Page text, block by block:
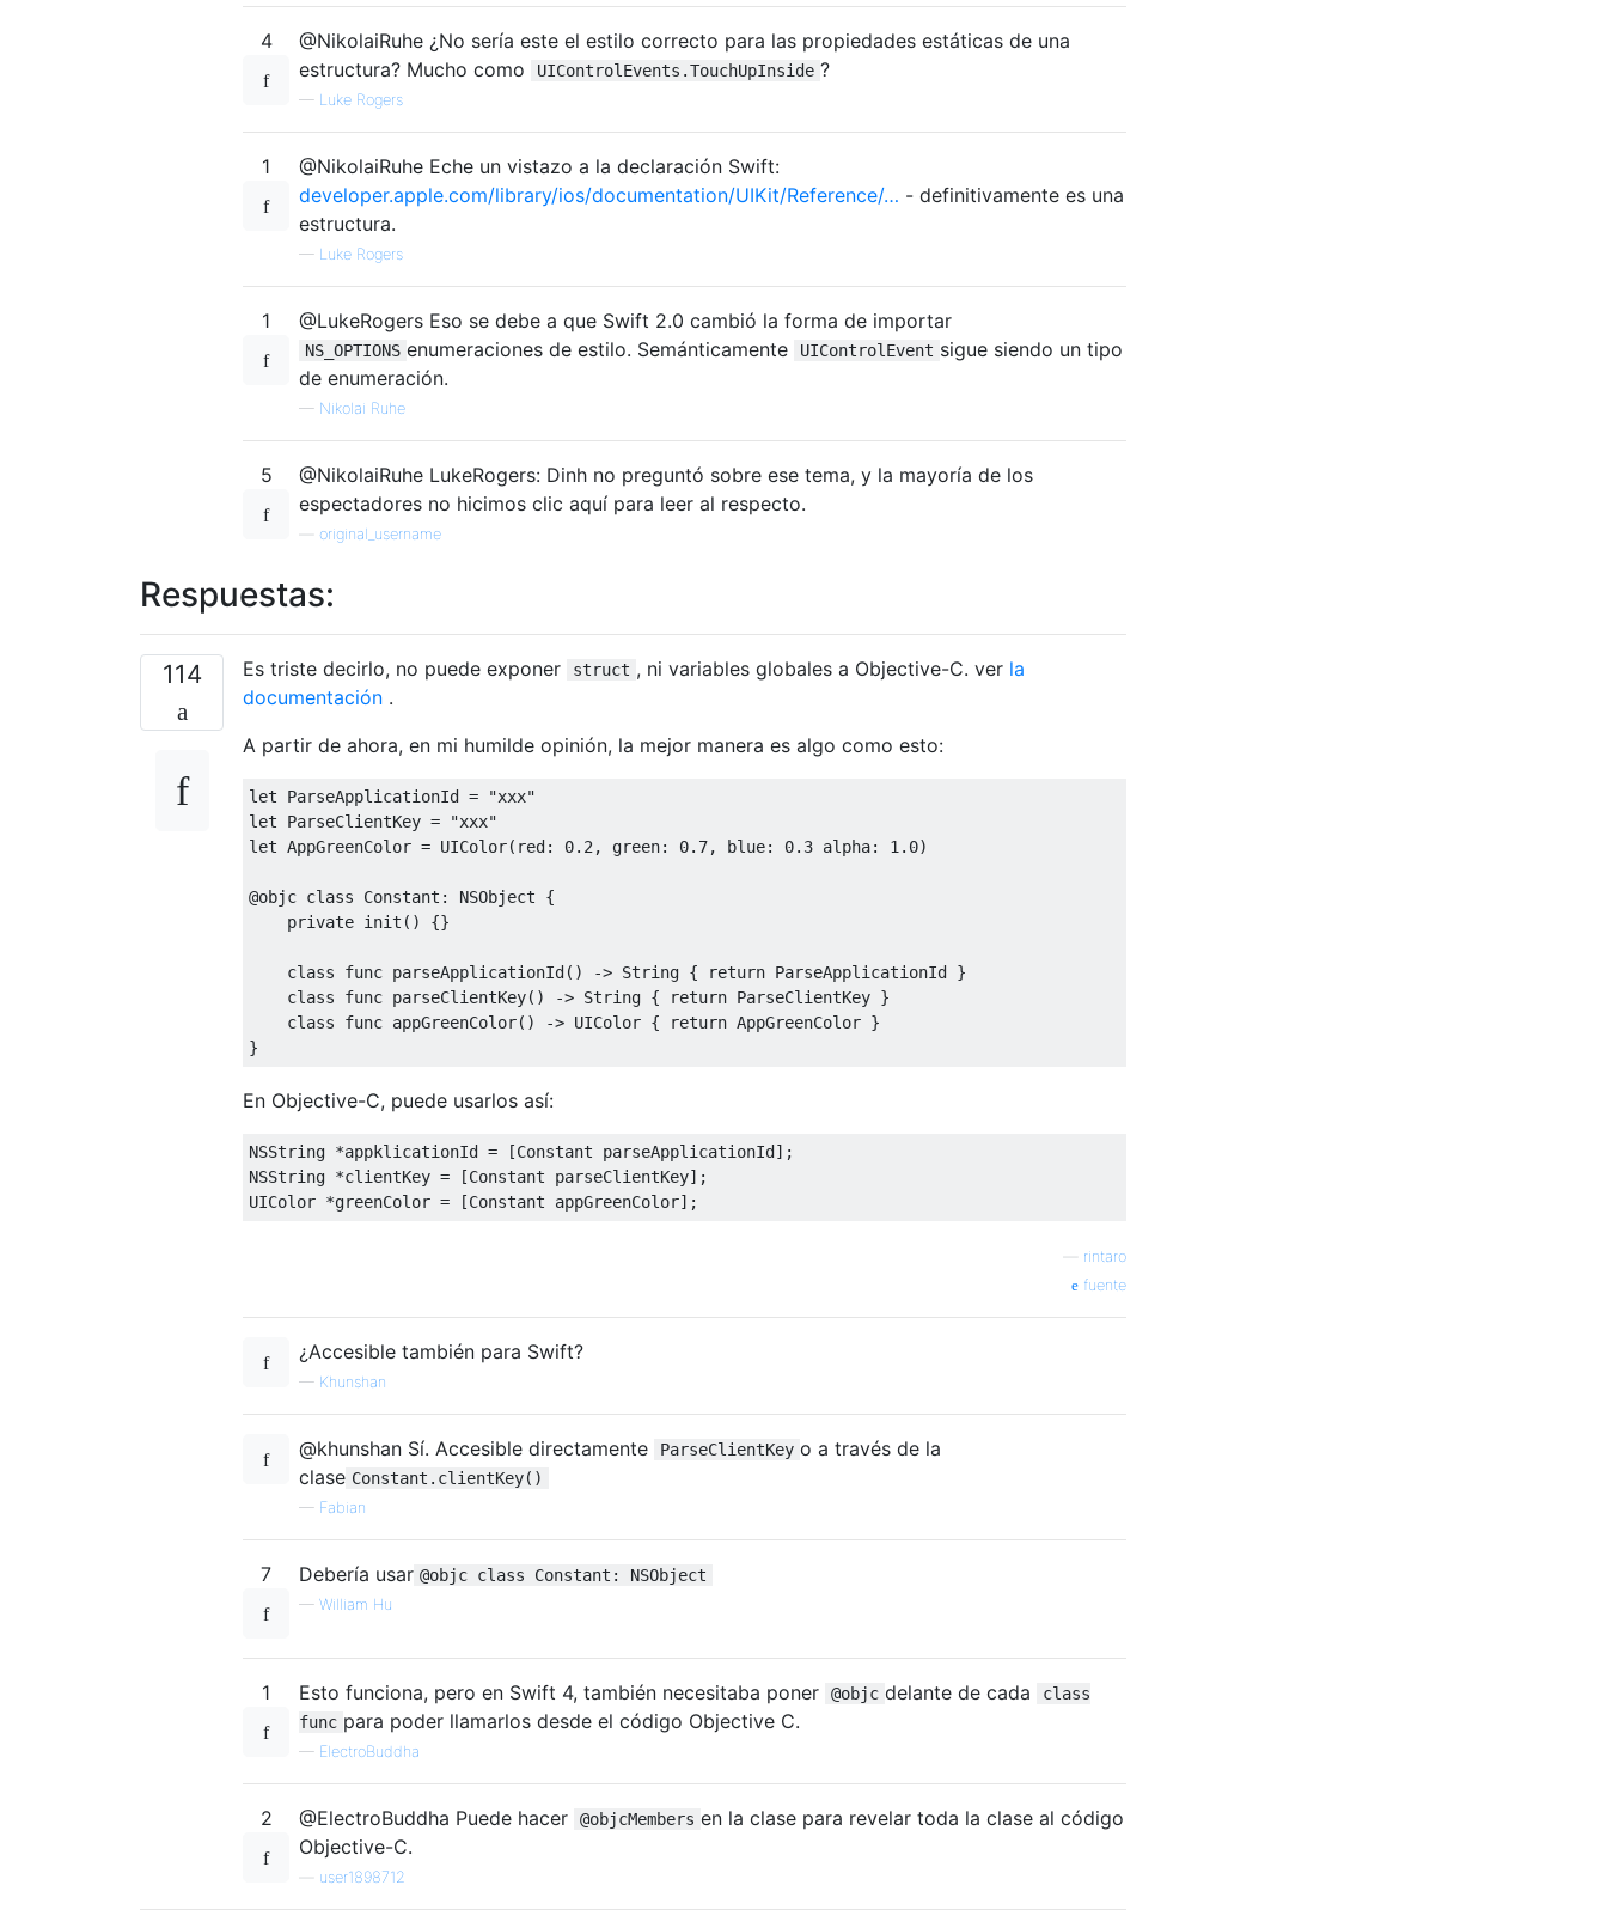
4
@NikolaiRuhe ¿No sería este el estilo correcto para las propiedades estáticas de una
estructura? Mucho como
UIControlEvents.TouchUpInside ?
— Luke Rogers
1
@NikolaiRuhe Eche un vistazo a la declaración Swift:
developer.apple.com/library/ios/documentation/UIKit/Reference/… - definitivamente es una
estructura.
— Luke Rogers
1 @LukeRogers Eso se debe a que Swift 2.0 cambió la forma de importar
NS_OPTIONS enumeraciones de estilo. Semánticamente UIControlEvent sigue siendo un tipo
de enumeración.
— Nikolai Ruhe
5
@NikolaiRuhe LukeRogers: Dinh no preguntó sobre ese tema, y ​​la mayoría de los
espectadores no hicimos clic aquí para leer al respecto.
original_username
Respuestas:
114 Es triste decirlo, no puede exponer struct , ni variables globales a Objective-C. ver la
documentación .
A partir de ahora, en mi humilde opinión, la mejor manera es algo como esto:
let ParseApplicationId =
"xxx"
let
ParseClientKey =
"xxx"
let AppGreenColor = UIColor( red: 0.2 , green: 0.7, blue: 0.3 alpha: 1.0)
@objc class Constant : NSObject
{
private init () {}
class func parseApplicationId() -> String { return ParseApplicationId }
class func parseClientKey() -> String { return ParseClientKey }
class func appGreenColor() -> UIColor { return AppGreenColor }
}
En Objective-C, puede usarlos así:
NSString *appklicationId = [Constant parseApplicationId];
NSString *clientKey = [Constant parseClientKey];
UIColor *greenColor = [Constant appGreenColor];
rintaro
fuente
¿Accesible también para Swift?
— Khunshan
@khunshan Sí. Accesible directamente ParseClientKey o a través de la
clase Constant.clientKey()
— Fabian
7 Debería usar @objc class Constant: NSObject
— William Hu
1 Esto funciona, pero en Swift 4, también necesitaba poner @objc delante de cada
class
func para poder llamarlos desde el código Objective C.
— ElectroBuddha
2 @ElectroBuddha Puede hacer @objcMembers en la clase para revelar toda la clase al código
Objective-C.
user1898712